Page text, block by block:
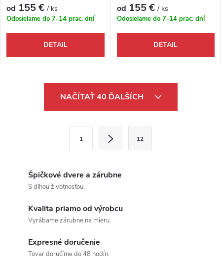
od 155 €/ ks
Odosielame do 7-14 prac. dní
DETAIL
od 155 €/ ks
Odosielame do 7-14 prac. dní
DETAIL
Ovládacie prvky výpisu
NAČÍTAŤ 40 ĎALŠÍCH
1 12
Špičkové dvere a zárubne
S dlhou životnosťou.
Kvalita priamo od výrobcu
Vyrábame zárubne na mieru.
Expresné doručenie
Tovar doručíme do 48 hodín.